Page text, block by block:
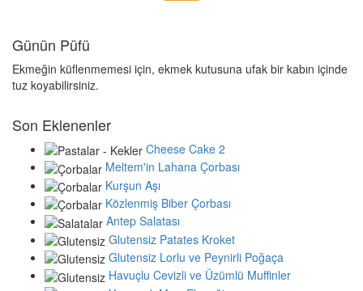
Günün Püfü
Ekmeğin küflenmemesi için, ekmek kutusuna ufak bir kabın içinde
tuz koyabilirsiniz.
Son Eklenenler
Cheese Cake 2
Meltem'in Lahana Çorbası
Kurşun Aşı
Közlenmiş Biber Çorbası
Antep Salatası
Glutensiz Patates Kroket
Glutensiz Lorlu ve Peynirli Poğaça
Havuçlu Cevizli ve Üzümlü Muffinler